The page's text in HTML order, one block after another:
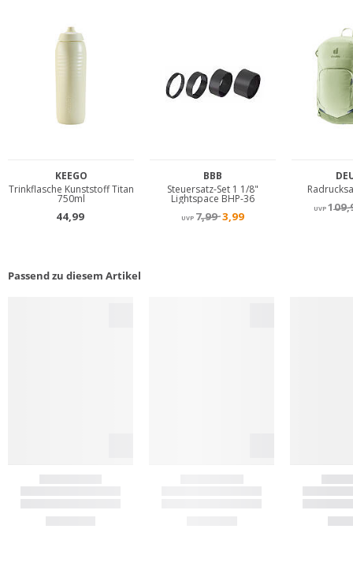
Passend zu diesem Artikel